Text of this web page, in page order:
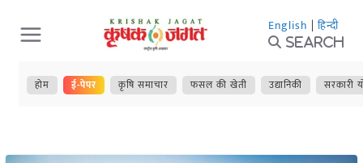
Skip
to
content
English | हिन्दी
Search
होम ई-पेपर कृषि समाचार फसल की खेती उद्यानिकी सरकारी